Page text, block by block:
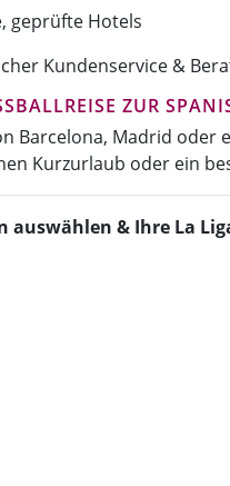
geprüfte Hotels
Kundenservice &
ZUR
Barcelona, Madrid
Kurzurlaub oder ein
auswählen & Ihre La